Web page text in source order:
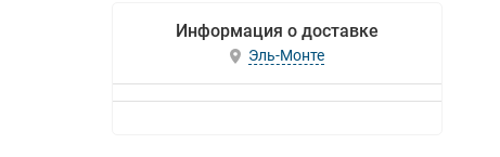
Информация о доставке
Эль-Монте